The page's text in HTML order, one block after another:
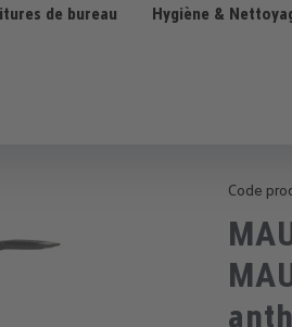
de bureau Hygiène &
Code